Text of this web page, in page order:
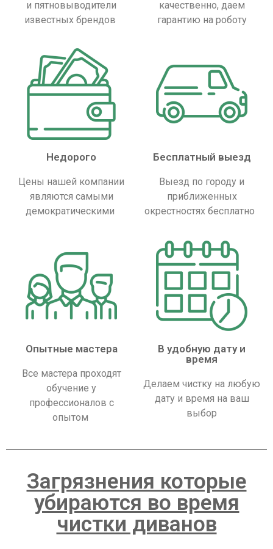
и пятновыводители
известных брендов
качественно, даем
гарантию на роботу
Недорого
Цены нашей компании
являются самыми
демократическими
Бесплатный выезд
Выезд по городу и
приближенных
окрестностях бесплатно
Опытные мастера
Все мастера проходят
обучение у
профессионалов с
опытом
В удобную дату и
время
Делаем чистку на любую
дату и время на ваш
выбор
Загрязнения которые
убираются во время
чистки диванов